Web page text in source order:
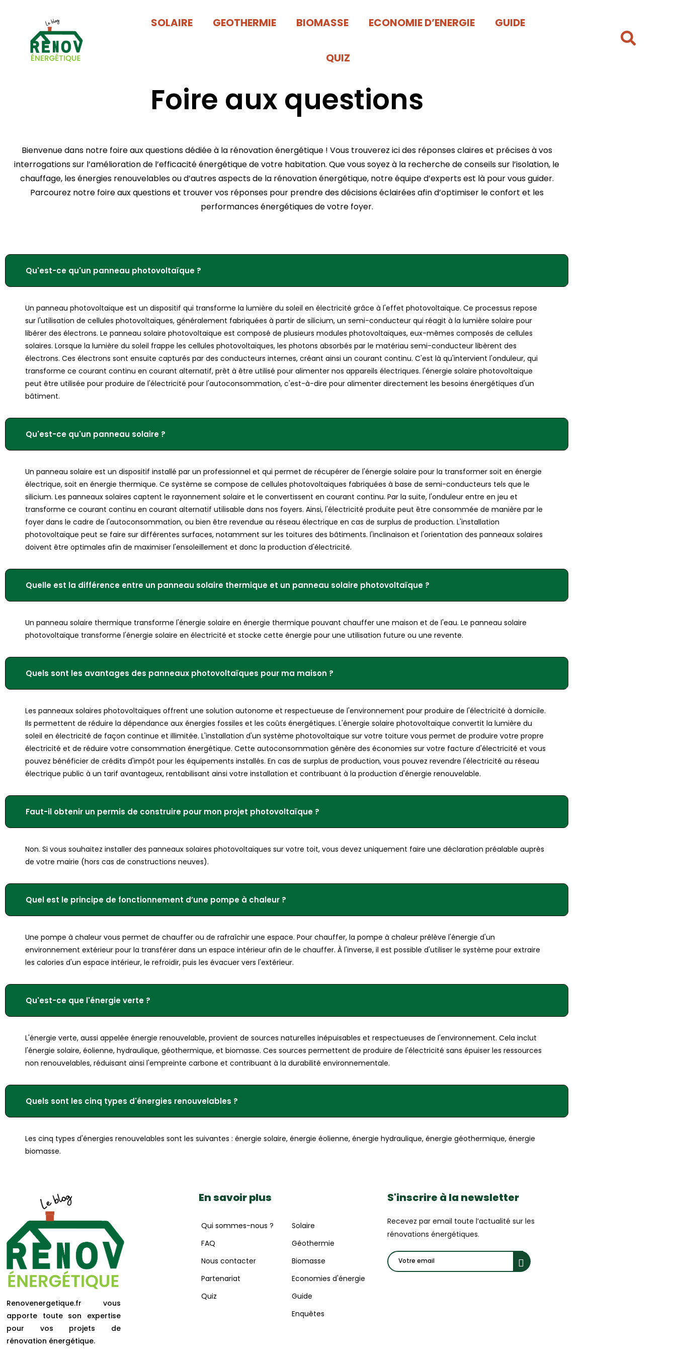
SOLAIRE GEOTHERMIE BIOMASSE ECONOMIE D’ENERGIE GUIDE
QUIZ
Foire aux questions
Bienvenue dans notre foire aux questions dédiée à la rénovation énergétique ! Vous trouverez ici des réponses claires et précises à vos
interrogations sur l’amélioration de l’efficacité énergétiquede votre habitation. Que vous soyez à la recherche de conseils sur l’isolation, le
chauffage, les énergies renouvelables ou d’autres aspects de la rénovation énergétique, notre équipe d’experts est là pour vous guider.
Parcourez notre foire aux questions et trouver vos réponses pour prendre des décisions éclairées afin d’optimiser le confort et les
performances énergétiquesde votre foyer.
Qu'est-ce qu'un panneau photovoltaïque ?
Un panneau photovoltaïque est un dispositif qui transforme la lumière du soleil en électricité grâce à l'effet photovoltaïque. Ce processus repose
sur l'utilisation de cellules photovoltaïques, généralement fabriquées à partir de silicium, un semi-conducteur qui réagit à la lumière solaire pour
libérer des électrons. Le panneau solaire photovoltaïque est composé de plusieurs modules photovoltaïques, eux-mêmes composés de cellules
solaires. Lorsque la lumière du soleil frappe les cellules photovoltaïques, les photons absorbés par le matériau semi-conducteur libèrent des
électrons. Ces électrons sont ensuite capturés par des conducteurs internes, créant ainsi un courant continu. C'est là qu'intervient l'onduleur, qui
transforme ce courant continu en courant alternatif, prêt à être utilisé pour alimenter nos appareils électriques. l'énergie solaire photovoltaïque
peut être utilisée pour produire de l'électricité pour l'autoconsommation, c'est-à-dire pour alimenter directement les besoins énergétiques d'un
bâtiment.
Qu'est-ce qu'un panneau solaire ?
Un panneau solaire est un dispositif installé par un professionnel et qui permet de récupérer de l'énergie solaire pour la transformer soit en énergie
électrique, soit en énergie thermique. Ce système se compose de cellules photovoltaïques fabriquées à base de semi-conducteurs tels que le
silicium. Les panneaux solaires captent le rayonnement solaire et le convertissent en courant continu. Par la suite, l'onduleur entre en jeu et
transforme ce courant continu en courant alternatif utilisable dans nos foyers. Ainsi, l'électricité produite peut être consommée de manière par le
foyer dans le cadre de l'autoconsommation, ou bien être revendue au réseau électrique en cas de surplus de production. L'installation
photovoltaïque peut se faire sur différentes surfaces, notamment sur les toitures des bâtiments. l'inclinaison et l'orientation des panneaux solaires
doivent être optimales afin de maximiser l'ensoleillement et donc la production d'électricité.
Quelle est la différence entre un panneau solaire thermique et un panneau solaire photovoltaïque ?
Un panneau solaire thermique transforme l'énergie solaire en énergie thermique pouvant chauffer une maison et de l'eau. Le panneau solaire
photovoltaïque transforme l'énergie solaire en électricité et stocke cette énergie pour une utilisation future ou une revente.
Quels sont les avantages des panneaux photovoltaïques pour ma maison ?
Les panneaux solaires photovoltaïques offrent une solution autonome et respectueuse de l'environnement pour produire de l'électricité à domicile.
Ils permettent de réduire la dépendance aux énergies fossiles et les coûts énergétiques. L'énergie solaire photovoltaïque convertit la lumière du
soleil en électricité de façon continue et illimitée. L'installation d'un système photovoltaïque sur votre toiture vous permet de produire votre propre
électricité et de réduire votre consommation énergétique. Cette autoconsommation génère des économies sur votre facture d'électricité et vous
pouvez bénéficier de crédits d'impôt pour les équipements installés. En cas de surplus de production, vous pouvez revendre l'électricité au réseau
électrique public à un tarif avantageux, rentabilisant ainsi votre installation et contribuant à la production d'énergie renouvelable.
Faut-il obtenir un permis de construire pour mon projet photovoltaïque ?
Non. Si vous souhaitez installer des panneaux solaires photovoltaïques sur votre toit, vous devez uniquement faire une déclaration préalable auprès
de votre mairie (hors cas de constructions neuves).
Quel est le principe de fonctionnement d’une pompe à chaleur ?
Une pompe à chaleur vous permet de chauffer ou de rafraîchir une espace. Pour chauffer, la pompe à chaleur prélève l'énergie d'un
environnement extérieur pour la transférer dans un espace intérieur afin de le chauffer. À l'inverse, il est possible d'utiliser le système pour extraire
les calories d'un espace intérieur, le refroidir, puis les évacuer vers l'extérieur.
Qu'est-ce que l'énergie verte ?
L'énergie verte, aussi appelée énergie renouvelable, provient de sources naturelles inépuisables et respectueuses de l'environnement. Cela inclut
l'énergie solaire, éolienne, hydraulique, géothermique, et biomasse. Ces sources permettent de produire de l'électricité sans épuiser les ressources
non renouvelables, réduisant ainsi l'empreinte carbone et contribuant à la durabilité environnementale.
Quels sont les cinq types d'énergies renouvelables ?
Les cinq types d'énergies renouvelables sont les suivantes : énergie solaire, énergie éolienne, énergie hydraulique, énergie géothermique, énergie
biomasse.
Renovenergetique.fr vous
apporte toute son expertise
pour vos projets de
rénovation énergétique.
En savoir plus
Qui sommes-nous ?
FAQ
Nous contacter
Partenariat
Quiz
Solaire
Géothermie
Biomasse
Economies d'énergie
Guide
Enquêtes
S'inscrire à la newsletter
Recevez par email toute l’actualité sur les
rénovations énergétiques.